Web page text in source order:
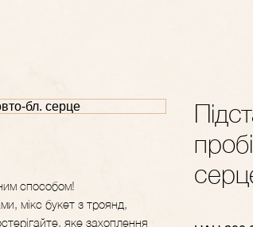
способом!
мікс букет з троянд,
яке захоплення